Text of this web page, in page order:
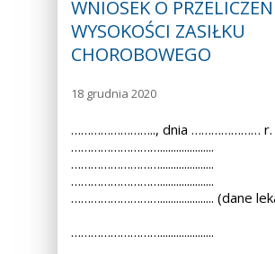
WNIOSEK O
WYSOKOŚCI ZASIŁKU
CHOROBOWEGO
18 grudnia 2020
…………………….., dnia ………………… r.
………………………....................
………………………....................
………………………....................
……………………….................... (dane
………………………....................